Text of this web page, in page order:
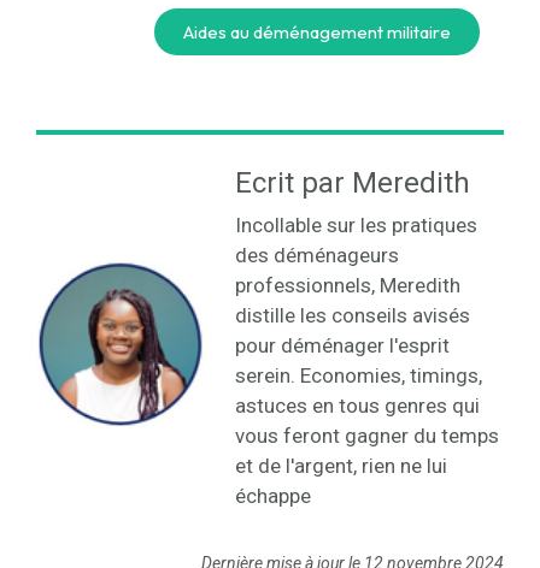
Aides au déménagement militaire
Ecrit par Meredith
Incollable sur les pratiques
des déménageurs
professionnels, Meredith
distille les conseils avisés
pour déménager l'esprit
serein. Economies, timings,
astuces en tous genres qui
vous feront gagner du temps
et de l'argent, rien ne lui
échappe
Dernière mise à jour le 12 novembre 2024